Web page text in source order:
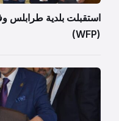
استقبلت بلدية طرابلس
(WFP)